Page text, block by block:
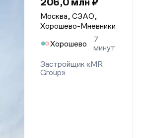
Москва, СЗАО,
Хорошево-Мневники
Хорошево
7
минут
Застройщик «MR
Group»